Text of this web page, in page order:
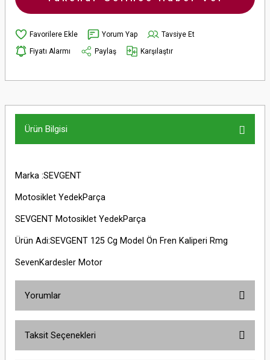
Yorum Yap
Tavsiye Et
Fiyatı Alarmı
Paylaş Karşılaştır
Ürün Bilgisi
Marka :SEVGENT
Motosiklet YedekParça
SEVGENT Motosiklet YedekParça
Ürün Adi:SEVGENT 125 Cg Model Ön Fren Kaliperi Rmg
SevenKardesler Motor
Yorumlar
Taksit Seçenekleri